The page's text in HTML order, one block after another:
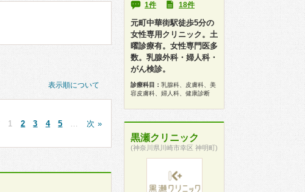
表示順について
1 2 3 4 5 次 »
1件
18件
元町中華街駅徒歩5分の
女性専用クリニック。土
曜診療有。女性専門医多
数。乳腺外科・婦人科・
がん検診。
診療科目： 乳腺科、皮膚科、美
容皮膚科、婦人科、健康診断
黒瀬クリニック
(神奈川県川崎市幸区 神明町)